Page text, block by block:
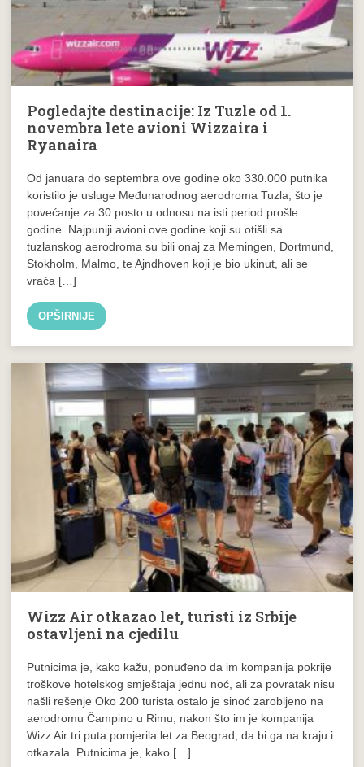
Pogledajte destinacije: Iz Tuzle od 1.
novembra lete avioni Wizzaira i
Ryanaira
Od januara do septembra ove godine oko 330.000 putnika
koristilo je usluge Međunarodnog aerodroma Tuzla, što je
povećanje za 30 posto u odnosu na isti period prošle
godine. Najpuniji avioni ove godine koji su otišli sa
tuzlanskog aerodroma su bili onaj za Memingen, Dortmund,
Stokholm, Malmo, te Ajndhoven koji je bio ukinut, ali se
vraća […]
OPŠIRNIJE
Wizz Air otkazao let, turisti iz Srbije
ostavljeni na cjedilu
Putnicima je, kako kažu, ponuđeno da im kompanija pokrije
troškove hotelskog smještaja jednu noć, ali za povratak nisu
našli rešenje Oko 200 turista ostalo je sinoć zarobljeno na
aerodromu Čampino u Rimu, nakon što im je kompanija
Wizz Air tri puta pomjerila let za Beograd, da bi ga na kraju i
otkazala. Putnicima je, kako […]